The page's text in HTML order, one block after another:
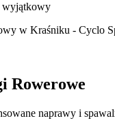
wyjątkowy
Rowerowe
naprawy i